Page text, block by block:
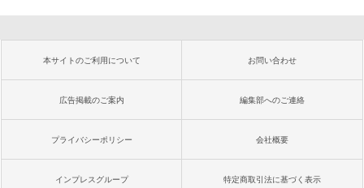
本サイトのご利用について お問い合わせ
広告掲載のご案内 編集部へのご連絡
プライバシーポリシー 会社概要
インプレスグループ 特定商取引法に基づく表示